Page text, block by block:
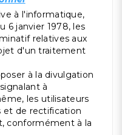
à l'informatique,
6 janvier 1978, les
relatives aux
d'un traitement
à la divulgation
à
les utilisateurs
et de rectification
conformément à la